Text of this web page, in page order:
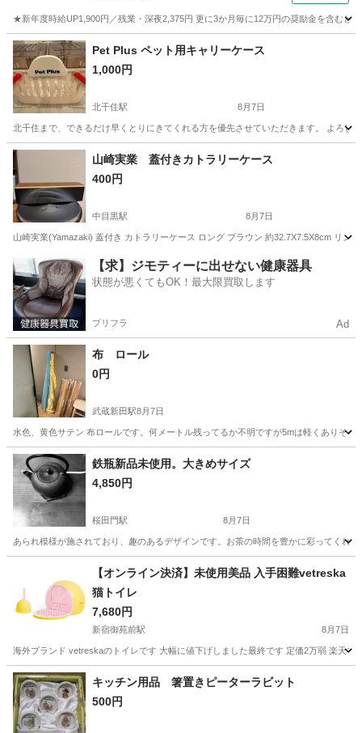
★新年度時給UP1,900円／残業・深夜2,375円 更に3か月毎に12万円の奨励金を含む
神奈川 藤沢市 Pet Plus ペット用キャリーケース
1,000円
北千住駅 8月7日
北千住まで、できるだけ早くとりにきてくれる方を優先させていただきます。 よろし
東京 足立区 北千住駅 その他 Pet
山崎実業 蓋付きカトラリーケース
400円
中目黒駅 8月7日
山崎実業(Yamazaki) 蓋付き カトラリーケース ロング ブラウン 約32.7X7.5X8cm リ
東京 目黒区 中目黒駅 食器
【求】ジモティーに出せない健康器具
状態が悪くてもOK！最大限買取します
プリフラ Ad
布 ロール
0円
武蔵新田駅8月7日
水色、黄色サテン 布ロールです。何メートル残ってるか不明ですが5mは軽くありそ
東京 大田区 武蔵新田駅 その他 水色
鉄瓶新品未使用。大きめサイズ
4,850円
桜田門駅 8月7日
あられ模様が施されており、趣のあるデザインです。お茶の時間を豊かに彩ってくれ
桜田門駅 生活雑貨 鉄瓶
【オンライン決済】未使用美品 入手困難vetreska
猫トイレ
7,680円
新宿御苑前駅 8月7日
海外ブランド vetreskaのトイレです 大幅に値下げしました最終です 定価2万弱 楽天
東京 新宿区 新宿御苑前駅 その他 トイレ
キッチン用品 箸置きピーターラビット
500円